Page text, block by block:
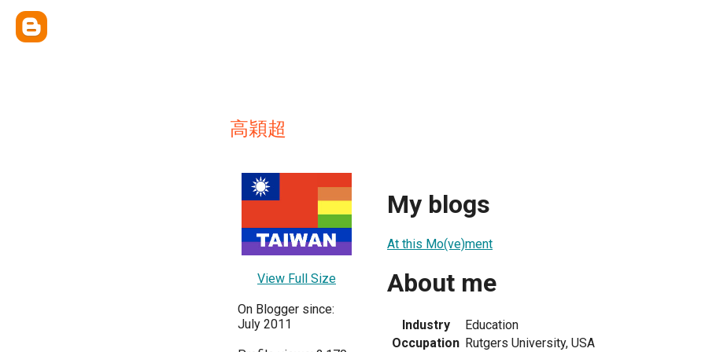
高穎超
View Full Size
On Blogger since:
July 2011
My blogs
At this Mo(ve)ment
About me
Industry
Education
Occupation Rutgers University, USA